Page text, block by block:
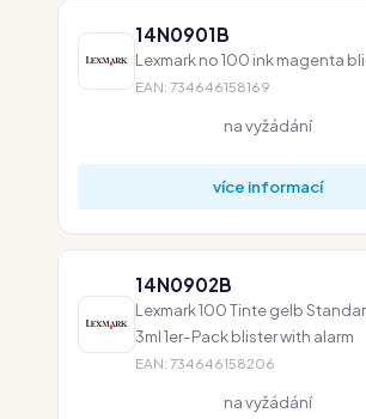
14N0901B
Lexmark no 100 ink magenta
EAN: 734646158169
na vyžádání
více informací
14N0902B
Lexmark 100 Tinte gelb
3ml 1er-Pack blister with alarm
EAN: 734646158206
na vyžádání